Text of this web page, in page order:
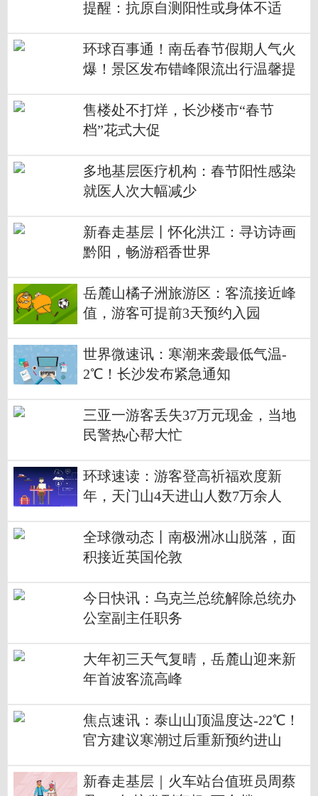
提醒：抗原自测阳性或身体不适
环球百事通！南岳春节假期人气火
爆！景区发布错峰限流出行温馨提
售楼处不打烊，长沙楼市“春节
档”花式大促
多地基层医疗机构：春节阳性感染
就医人次大幅减少
新春走基层丨怀化洪江：寻访诗画
黔阳，畅游稻香世界
岳麓山橘子洲旅游区：客流接近峰
值，游客可提前3天预约入园
世界微速讯：寒潮来袭最低气温-
2℃！长沙发布紧急通知
三亚一游客丢失37万元现金，当地
民警热心帮大忙
环球速读：游客登高祈福欢度新
年，天门山4天进山人数7万余人
全球微动态丨南极洲冰山脱落，面
积接近英国伦敦
今日快讯：乌克兰总统解除总统办
公室副主任职务
大年初三天气复晴，岳麓山迎来新
年首波客流高峰
焦点速讯：泰山山顶温度达-22℃！
官方建议寒潮过后重新预约进山
新春走基层｜火车站台值班员周蔡